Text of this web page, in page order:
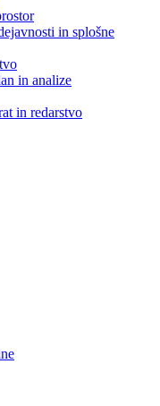
in splošne
in analize
in redarstvo